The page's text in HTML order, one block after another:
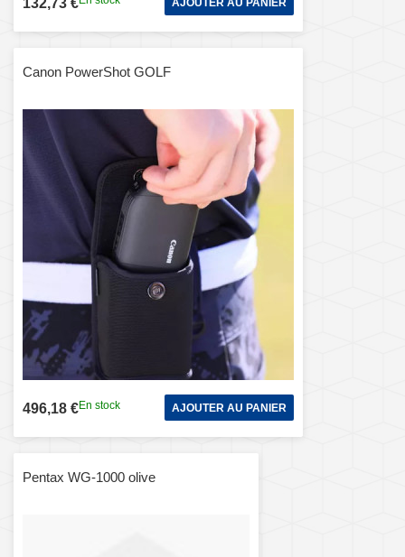
Canon PowerShot GOLF
496,18 €En stock AJOUTER AU PANIER
Pentax WG-1000 olive